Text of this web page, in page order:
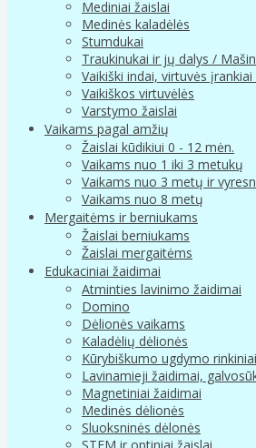
Mediniai žaislai
Medinės kaladėlės
Stumdukai
Traukinukai ir jų dalys /
Vaikiški indai, virtuvės
Vaikiškos virtuvėlės
Varstymo žaislai
Vaikams pagal amžių
Žaislai kūdikiui 0 - 12 mėn.
Vaikams nuo 1 iki 3 metukų
Vaikams nuo 3 metų ir
Vaikams nuo 8 metų
Mergaitėms ir berniukams
Žaislai berniukams
Žaislai mergaitėms
Edukaciniai žaidimai
Atminties lavinimo žaidimai
Domino
Dėlionės vaikams
Kaladėlių dėlionės
Kūrybiškumo ugdymo rinkiniai
Lavinamieji žaidimai,
Magnetiniai žaidimai
Medinės dėlionės
Sluoksninės dėlonės
STEM ir optiniai žaislai